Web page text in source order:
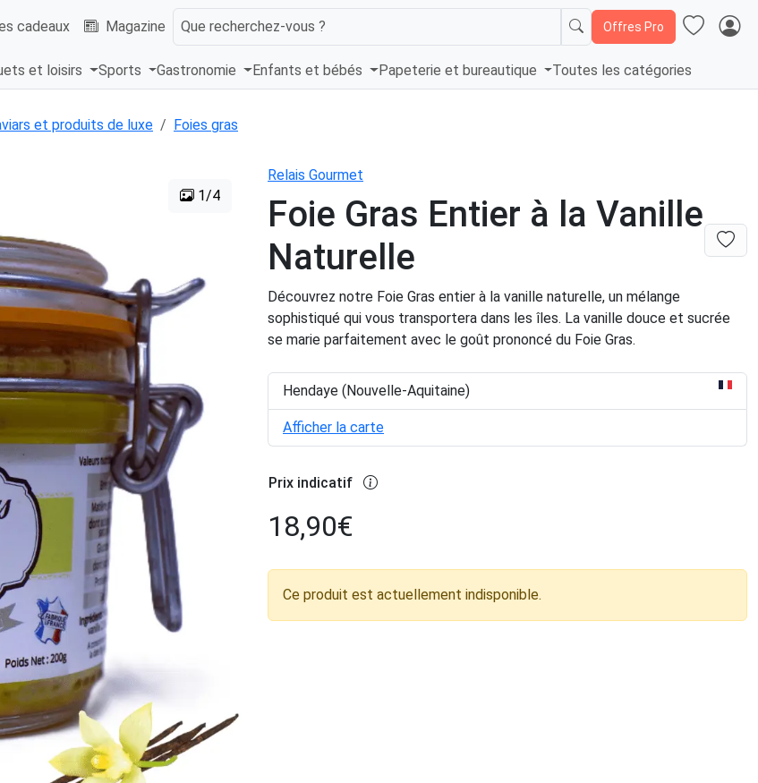
cadeaux Magazine Que recherchez-vous ? Offres Pro
et loisirs Sports Gastronomie Enfants et bébés Papeterie et bureautique Toutes les catégories
et produits de luxe Foies gras
1/4
Relais Gourmet
Foie Gras Entier à la Vanille
Naturelle
Découvrez notre Foie Gras entier à la vanille naturelle, un mélange
sophistiqué qui vous transportera dans les îles. La vanille douce et sucrée
se marie parfaitement avec le goût prononcé du Foie Gras.
Hendaye (Nouvelle-Aquitaine)
Afficher la carte
Prix indicatif
18,90€
Ce produit est actuellement indisponible.